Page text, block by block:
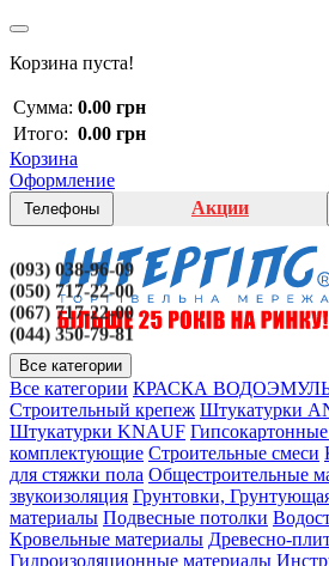
Корзина пуста!
Сумма: 0.00 грн
Итого: 0.00 грн
Корзина
Оформление
Телефоны
(093) 038-96-09
(050) 717-22-00
(067) 717-22-00
(044) 350-79-81
Акции
Все категории
Все категории КРАСКА
Строительный крепеж Штукатурки
Штукатурки KNAUF
комплектующие Строительные смеси
для стяжки пола Общестроительные
звукоизоляция Грунтовки,
материалы Подвесные потолки
Кровельные материалы Древесно-
Гидроизоляционные материалы